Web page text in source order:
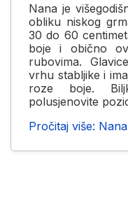
Nana je
obliku niskog
30 do 60
boje i obično
rubovima.
vrhu stabljike i
roze boje.
polusjenovite
Pročitaj više: